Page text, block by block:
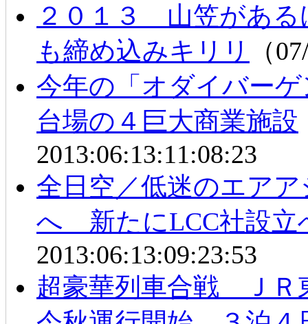
２０１３ 山笠があ
も締め込みキリリ
（
今年の「オダイバー
台場の４巨大商業施設
2013:06:13:11:08:23
全日空／低迷のエア
へ 新たにLCC社設立
2013:06:13:09:23:53
超豪華列車合戦 ＪＲ